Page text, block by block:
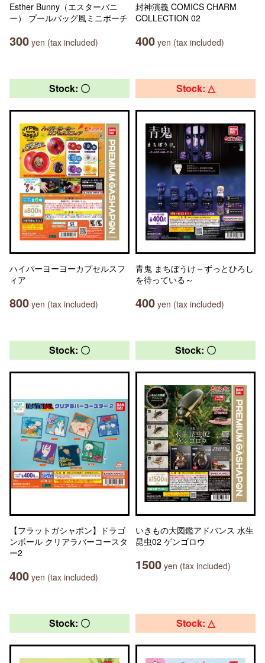
Esther Bunny（エスターバニ
ー） プールバッグ風ミニポーチ
300 yen (tax included)
封神演義 COMICS CHARM
COLLECTION 02
400 yen (tax included)
Stock: 〇
ハイパーヨーヨーカプセルスフ
ィア
800 yen (tax included)
Stock: △
青鬼 まちぼうけ～ずっとひろし
を待っている～
400 yen (tax included)
Stock: 〇
【フラットガシャポン】ドラゴ
ンボール クリアラバーコースタ
ー2
400 yen (tax included)
Stock: 〇
いきもの大図鑑アドバンス 水生
昆虫02 ゲンゴロウ
1500 yen (tax included)
Stock: 〇 Stock: △